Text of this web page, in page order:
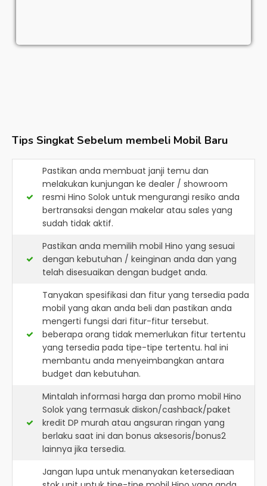
Tips Singkat Sebelum membeli Mobil Baru
Pastikan anda membuat janji temu dan
melakukan kunjungan ke dealer / showroom
resmi Hino Solok untuk mengurangi resiko anda
bertransaksi dengan makelar atau sales yang
sudah tidak aktif.
Pastikan anda memilih mobil Hino yang sesuai
dengan kebutuhan / keinginan anda dan yang
telah disesuaikan dengan budget anda.
Tanyakan spesifikasi dan fitur yang tersedia pada
mobil yang akan anda beli dan pastikan anda
mengerti fungsi dari fitur-fitur tersebut.
beberapa orang tidak memerlukan fitur tertentu
yang tersedia pada tipe-tipe tertentu. hal ini
membantu anda menyeimbangkan antara
budget dan kebutuhan.
Mintalah informasi harga dan promo mobil Hino
Solok yang termasuk diskon/cashback/paket
kredit DP murah atau angsuran ringan yang
berlaku saat ini dan bonus aksesoris/bonus2
lainnya jika tersedia.
Jangan lupa untuk menanyakan ketersediaan